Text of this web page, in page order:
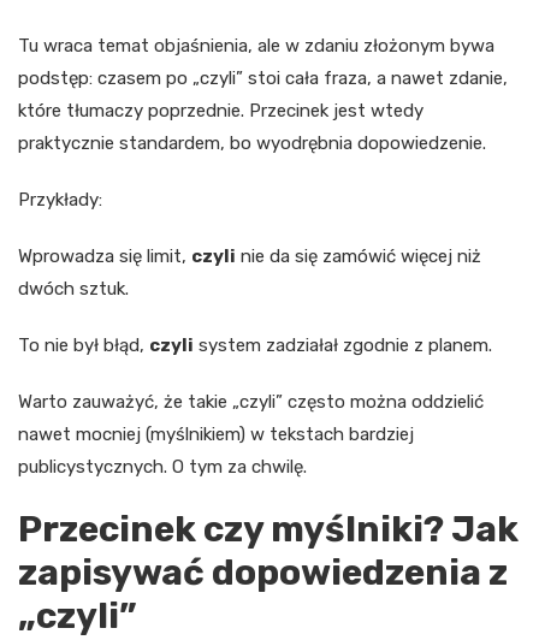
Tu wraca temat objaśnienia, ale w zdaniu złożonym bywa
podstęp: czasem po „czyli” stoi cała fraza, a nawet zdanie,
które tłumaczy poprzednie. Przecinek jest wtedy
praktycznie standardem, bo wyodrębnia dopowiedzenie.
Przykłady:
Wprowadza się limit, czyli nie da się zamówić więcej niż
dwóch sztuk.
To nie był błąd, czyli system zadziałał zgodnie z planem.
Warto zauważyć, że takie „czyli” często można oddzielić
nawet mocniej (myślnikiem) w tekstach bardziej
publicystycznych. O tym za chwilę.
Przecinek czy myślniki? Jak
zapisywać dopowiedzenia z
„czyli”